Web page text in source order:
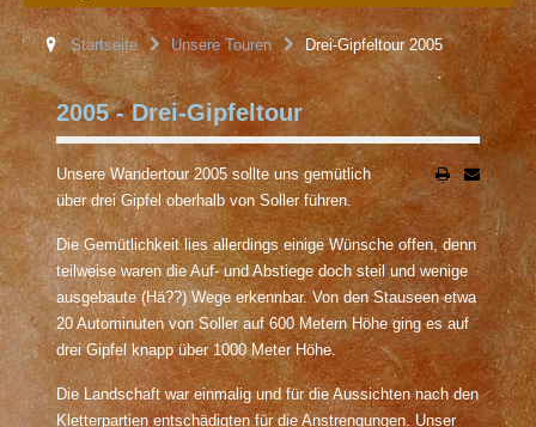
Startseite Unsere Touren Drei-Gipfeltour 2005
2005 - Drei-Gipfeltour
Unsere Wandertour 2005 sollte uns gemütlich
über drei Gipfel oberhalb von Soller führen.
Die Gemütlichkeit lies allerdings einige Wünsche offen, denn
teilweise waren die Auf- und Abstiege doch steil und wenige
ausgebaute (Hä??) Wege erkennbar. Von den Stauseen etwa
20 Autominuten von Soller auf 600 Metern Höhe ging es auf
drei Gipfel knapp über 1000 Meter Höhe.
Die Landschaft war einmalig und für die Aussichten nach den
Kletterpartien entschädigten für die Anstrengungen. Unser